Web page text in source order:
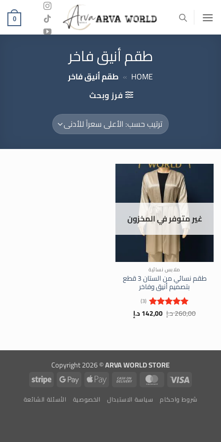
للمحتوى
0
طقم أنيق فاخر
HOME
» طقم أنيق فاخر
فرز وبحث
غير متوفر في المخزون
ملابس نسائية
طقم نسائي من الستان 3 قطع
بتصميم أنيق وفاخر
تم التقييم
من 5
(3)
260,00د.إ السعر
الأصلي
142,00د.إالحالي
Copyright 2026 ©ARVA WORLD STORE
MasterCard
Cash
Delivery
Apple
Google
Stripe
شروط واحكام سياسة الاستبدال الخصوصية الأسئلة الشائعة